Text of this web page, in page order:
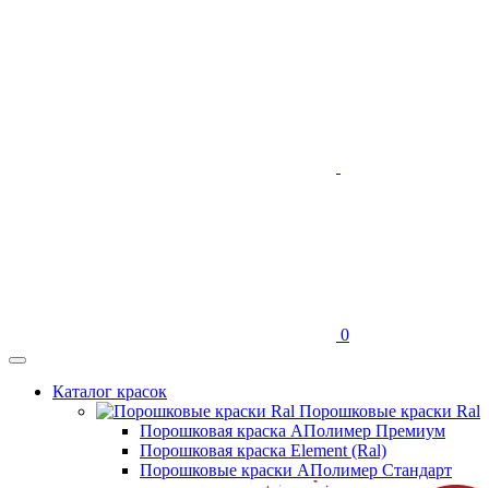
0
Каталог красок
Порошковые краски Ral
Порошковая краска АПолимер Премиум
Порошковая краска Element (Ral)
Порошковые краски АПолимер Стандарт